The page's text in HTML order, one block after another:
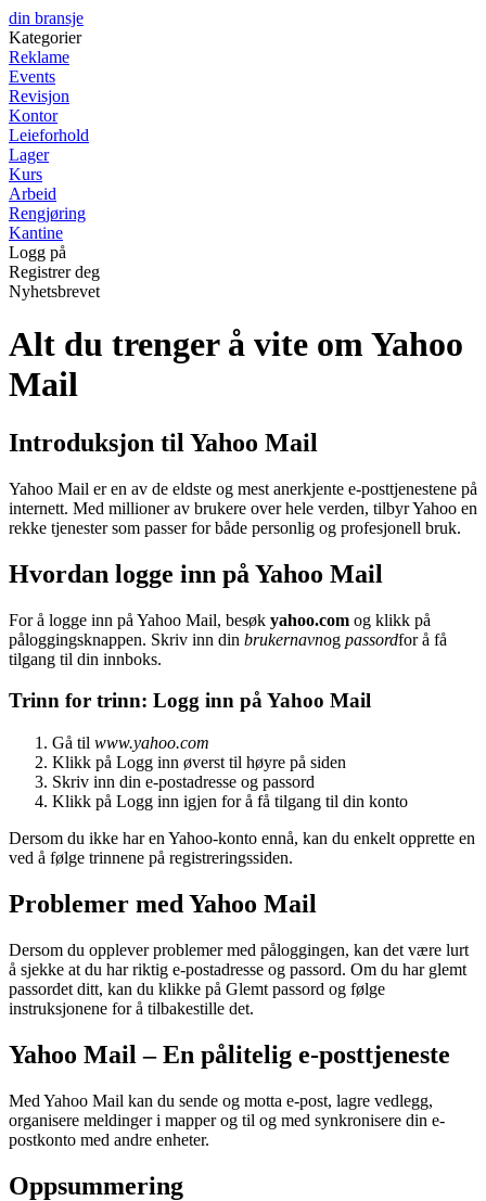
din bransje
Kategorier
Reklame
Events
Revisjon
Kontor
Leieforhold
Lager
Kurs
Arbeid
Rengjøring
Kantine
Logg på
Registrer deg
Nyhetsbrevet
Alt du trenger å vite om Yahoo
Mail
Introduksjon til Yahoo Mail
Yahoo Mail er en av de eldste og mest anerkjente e-posttjenestene på
internett. Med millioner av brukere over hele verden, tilbyr Yahoo en
rekke tjenester som passer for både personlig og profesjonell bruk.
Hvordan logge inn på Yahoo Mail
For å logge inn på Yahoo Mail, besøk yahoo.com og klikk på
påloggingsknappen. Skriv inn din brukernavnog passordfor å få
tilgang til din innboks.
Trinn for trinn: Logg inn på Yahoo Mail
Gå til www.yahoo.com
Klikk på Logg inn øverst til høyre på siden
Skriv inn din e-postadresse og passord
Klikk på Logg inn igjen for å få tilgang til din konto
Dersom du ikke har en Yahoo-konto ennå, kan du enkelt opprette en
ved å følge trinnene på registreringssiden.
Problemer med Yahoo Mail
Dersom du opplever problemer med påloggingen, kan det være lurt
å sjekke at du har riktig e-postadresse og passord. Om du har glemt
passordet ditt, kan du klikke på Glemt passord og følge
instruksjonene for å tilbakestille det.
Yahoo Mail – En pålitelig e-posttjeneste
Med Yahoo Mail kan du sende og motta e-post, lagre vedlegg,
organisere meldinger i mapper og til og med synkronisere din e-
postkonto med andre enheter.
Oppsummering